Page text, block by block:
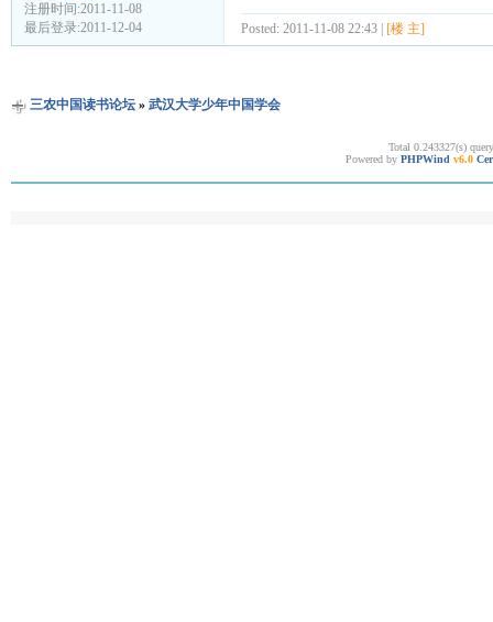
注册时间:2011-11-08
最后登录:2011-12-04
Posted: 2011-11-08 22:43 | [楼 主]
三农中国读书论坛» 武汉大学少年中国学会
Total 0.243327(s)
Powered by PHPWind v6.0